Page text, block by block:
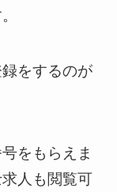
をするのが
をもらえま
人も閲覧可